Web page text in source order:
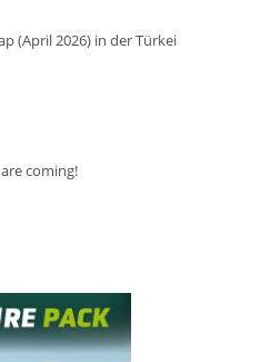
(April 2026) in der Türkei
coming!